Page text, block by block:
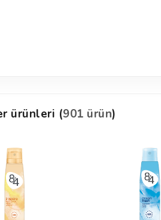
ürünleri (901 ürün)